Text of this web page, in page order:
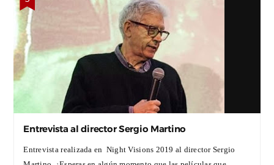
Entrevista al director Sergio Martino
Entrevista realizada en Night Visions 2019 al director Sergio